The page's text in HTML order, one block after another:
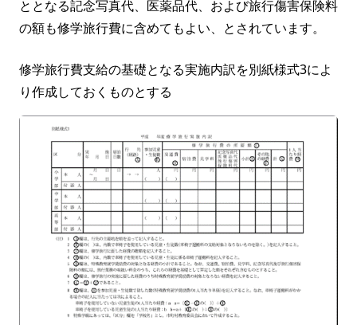
ととなる記念写真代、医薬品代、および旅行傷害保険料
の額も修学旅行費に含めてもよい、とされています。
修学旅行費支給の基礎となる実施内訳を別紙様式3によ
り作成しておくものとする